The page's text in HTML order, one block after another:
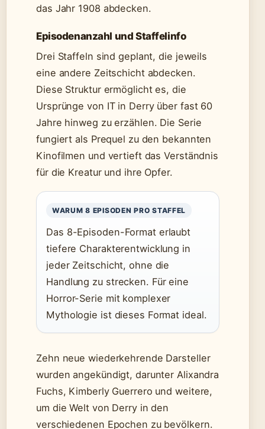
das Jahr 1908 abdecken.
Episodenanzahl und Staffelinfo
Drei Staffeln sind geplant, die jeweils
eine andere Zeitschicht abdecken.
Diese Struktur ermöglicht es, die
Ursprünge von IT in Derry über fast 60
Jahre hinweg zu erzählen. Die Serie
fungiert als Prequel zu den bekannten
Kinofilmen und vertieft das Verständnis
für die Kreatur und ihre Opfer.
WARUM 8 EPISODEN PRO STAFFEL
Das 8-Episoden-Format erlaubt
tiefere Charakterentwicklung in
jeder Zeitschicht, ohne die
Handlung zu strecken. Für eine
Horror-Serie mit komplexer
Mythologie ist dieses Format ideal.
Zehn neue wiederkehrende Darsteller
wurden angekündigt, darunter Alixandra
Fuchs, Kimberly Guerrero und weitere,
um die Welt von Derry in den
verschiedenen Epochen zu bevölkern.